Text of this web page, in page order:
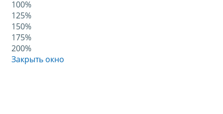
100%
125%
150%
175%
200%
Закрыть окно